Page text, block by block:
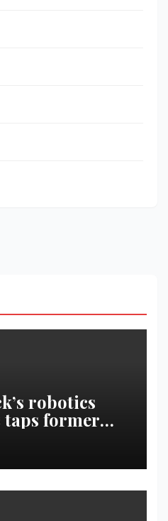
robotics
former
as CFO |